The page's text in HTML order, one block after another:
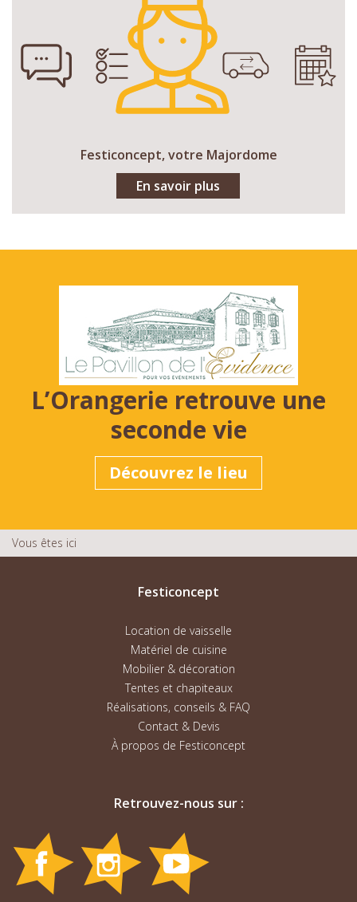
Festiconcept, votre Majordome
En savoir plus
L’Orangerie retrouve une
seconde vie
Découvrez le lieu
Vous êtes ici
Festiconcept
Location de vaisselle
Matériel de cuisine
Mobilier & décoration
Tentes et chapiteaux
Réalisations, conseils & FAQ
Contact & Devis
À propos de Festiconcept
Retrouvez-nous sur :